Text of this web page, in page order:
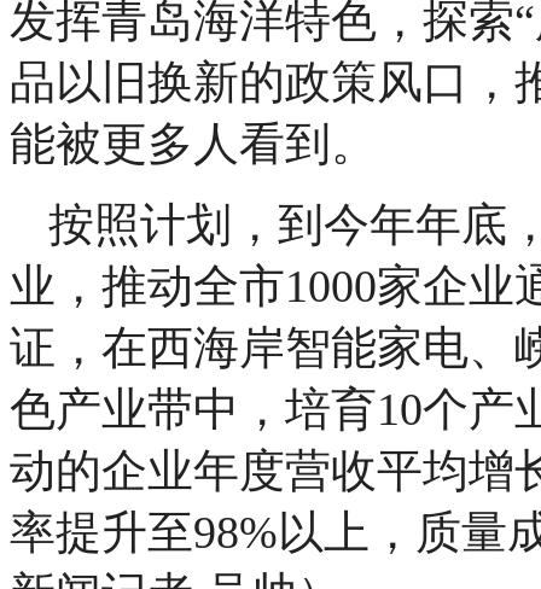
发挥青岛海洋特色，探索
品以旧换新的政策风口，
能被更多人看到。
按照计划，到今年年底
业，推动全市1000家企业
证，在西海岸智能家电、
色产业带中，培育10个产
动的企业年度营收平均增
率提升至98%以上，质量